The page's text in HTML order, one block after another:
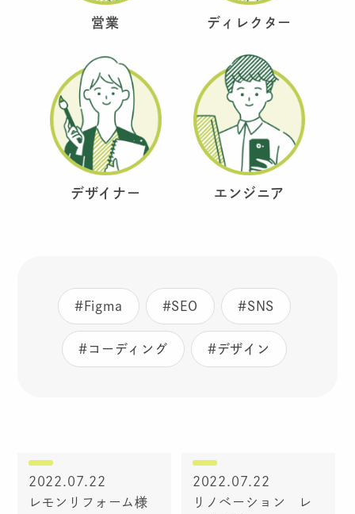
営業 ディレクター
デザイナー エンジニア
#Figma #SEO #SNS
#コーディング #デザイン
2022.07.22
レモンリフォーム様
2022.07.22
リノベーション レ